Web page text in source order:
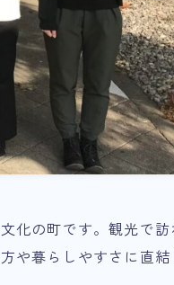
化の町です。観光で訪
や暮らしやすさに直結